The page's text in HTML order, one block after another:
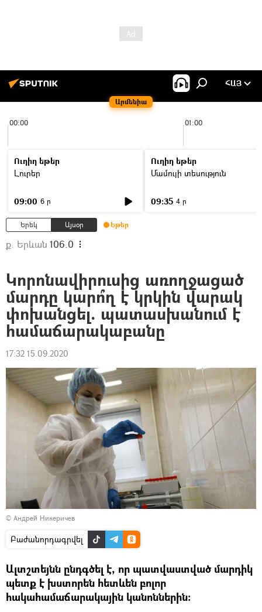
Արմենիա
ՀԱՅ
00:00 01:00
Ուղիղ եթեր
Լուրեր
09:00 6 ր
Ուղիղ եթեր
Մամուլի տեսություն
09:35 4 ր
Երեկ Այսօր Եթեր
ք. Երևան 106.0
Կորոնավիրուսից առողջացած
մարդը կարո՞ղ է կրկին վարակ
փոխանցել. պատասխանում է
համաճարակաբանը
17:32 15.09.2020
© Андрей Никеричев
Բաժանորդագրվել
Ալտշտեյնն ընդգծել է, որ պատվաստված մարդիկ
պետք է խստորեն հետևեն բոլոր
հակահամաճարակային կանոններին։